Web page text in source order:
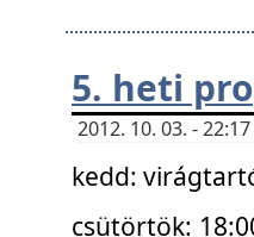
5. heti
2012. 10. 03. -
kedd:
csütörtök: